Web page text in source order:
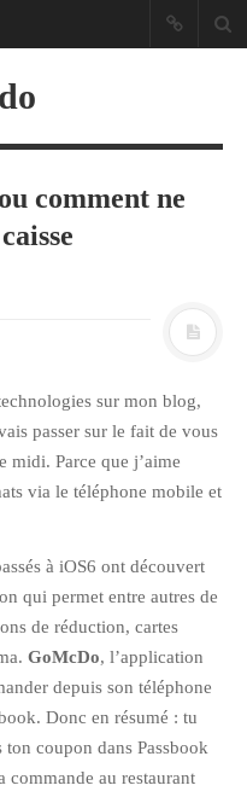
comment ne
sur mon blog,
passer sur le fait de vous
midi. Parce que j’aime
via le téléphone mobile et
à iOS6 ont découvert
qui permet entre autres de
de réduction, cartes
GoMcDo, l’application
depuis son téléphone
Donc en résumé : tu
coupon dans Passbook
commande au restaurant